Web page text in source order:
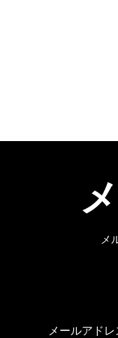
メ
メールアドレ